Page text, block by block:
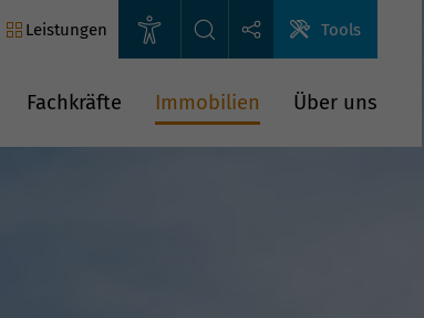
Leistungen Tools
Fachkräfte Immobilien Über uns